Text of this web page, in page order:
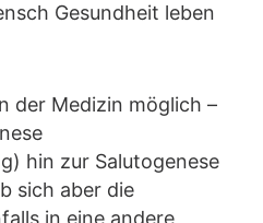
Gesundheit leben
der Medizin möglich –
hin zur Salutogenese
sich aber die
in eine andere